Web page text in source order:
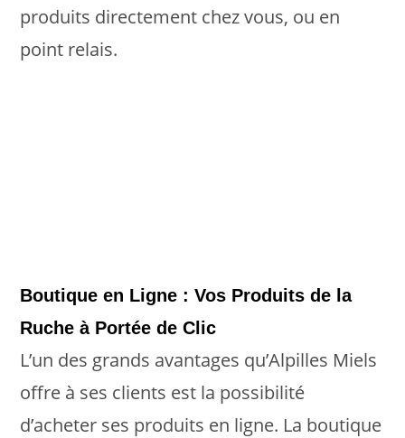
produits directement chez vous, ou en
point relais.
Boutique en Ligne : Vos Produits de la
Ruche à Portée de Clic
L’un des grands avantages qu’Alpilles Miels
offre à ses clients est la possibilité
d’acheter ses produits en ligne. La boutique